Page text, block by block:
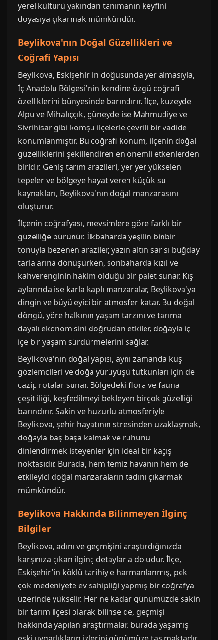
yerel kültürü yakından tanımanın keyfini
doyasıya çıkarmak mümkündür.
Beylikova'nın Doğal Güzellikleri ve
Coğrafi Yapısı
Beylikova, Eskişehir'in doğusunda yer almasıyla,
İç Anadolu Bölgesi'nin kendine özgü coğrafi
özelliklerini bünyesinde barındırır. İlçe, kuzeyde
Alpu ve Mihalıççık, güneyde ise Mahmudiye ve
Sivrihisar gibi komşu ilçelerle çevrili bir vadide
konumlanmıştır. Bu coğrafi konum, ilçenin doğal
güzelliklerini şekillendiren en önemli etkenlerden
biridir. Geniş tarım arazileri, yer yer yükselen
tepeler ve bölgeye hayat veren küçük su
kaynakları, Beylikova'nın doğal manzarasını
oluşturur.
İlçenin coğrafyası, mevsimlere göre farklı bir
güzelliğe bürünür. İlkbaharda yeşilin binbir
tonuyla bezenen araziler, yazın altın sarısı buğday
tarlalarına dönüşürken, sonbaharda kızıl ve
kahverenginin hakim olduğu bir palet sunar. Kış
aylarında ise karla kaplı manzaralar, Beylikova'ya
dingin ve büyüleyici bir atmosfer katar. Bu doğal
döngü, yöre halkının yaşam tarzını ve tarıma
dayalı ekonomisini doğrudan etkiler, doğayla iç
içe bir yaşam sürdürmelerini sağlar.
Beylikova'nın doğal yapısı, aynı zamanda kuş
gözlemcileri ve doğa yürüyüşü tutkunları için de
cazip rotalar sunar. Bölgedeki flora ve fauna
çeşitliliği, keşfedilmeyi bekleyen birçok güzelliği
barındırır. Sakin ve huzurlu atmosferiyle
Beylikova, şehir hayatının stresinden uzaklaşmak,
doğayla baş başa kalmak ve ruhunu
dinlendirmek isteyenler için ideal bir kaçış
noktasıdır. Burada, hem temiz havanın hem de
etkileyici doğal manzaraların tadını çıkarmak
mümkündür.
Beylikova Hakkında Bilinmeyen İlginç
Bilgiler
Beylikova, adını ve geçmişini araştırdığınızda
karşınıza çıkan ilginç detaylarla doludur. İlçe,
Eskişehir'in köklü tarihiyle harmanlanmış, pek
çok medeniyete ev sahipliği yapmış bir coğrafya
üzerinde yükselir. Her ne kadar günümüzde sakin
bir tarım ilçesi olarak bilinse de, geçmişi
hakkında yapılan araştırmalar, burada yaşamış